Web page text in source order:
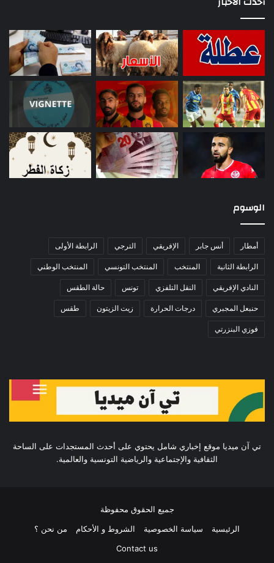
الوسوم
أمطار أنس جابر الإفريقي الترجي الرابطة الأولى
الرابطة الثانية المنتخب المنتخب التونسي المنتخب الوطني
النادي الإفريقي النقل التلفزي تونس حالة الطقس
حنبعل المجبري درجات الحرارة زيت الزيتون طقس
فوزي البنزرتي
تي آن ميديا موقع إخباري شامل يحتوي على أحدث المستجدات على الساحة
الثقافية والإجتماعية والرياضية التونسية والعالمية.
جميع الحقوق محفوظة
الرئيسية
سياسة الخصوصية الشروط و الأحكام
من نحن ؟
Contact us